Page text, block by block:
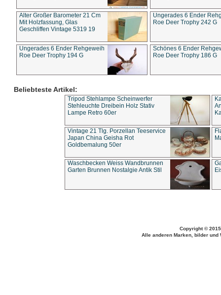
Alter Großer Barometer 21 Cm
Mit Holzfassung, Glas
Geschliffen Vintage 5319 19
Ungerades 6 Ender
Roe Deer Trophy 242 G
Ungerades 6 Ender Rehgeweih
Roe Deer Trophy 194 G
Schönes 6 Ender
Roe Deer Trophy 186 G
Beliebteste Artikel:
Tripod Stehlampe Scheinwerfer
Stehleuchte Dreibein Holz Stativ
Lampe Retro 60er
Vintage 21 Tlg. Porzellan Teeservice
Japan China Geisha Rot
Goldbemalung 50er
Waschbecken Weiss Wandbrunnen
Garten Brunnen Nostalgie Antik Stil
Copyright ©
Alle anderen Marken, bilder und